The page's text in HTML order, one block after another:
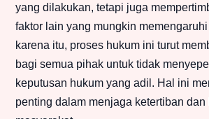
yang dilakukan, tetapi juga
faktor lain yang mungkin
karena itu, proses hukum ini turut
bagi semua pihak untuk tidak
keputusan hukum yang adil. Hal ini
penting dalam menjaga ketertiban dan